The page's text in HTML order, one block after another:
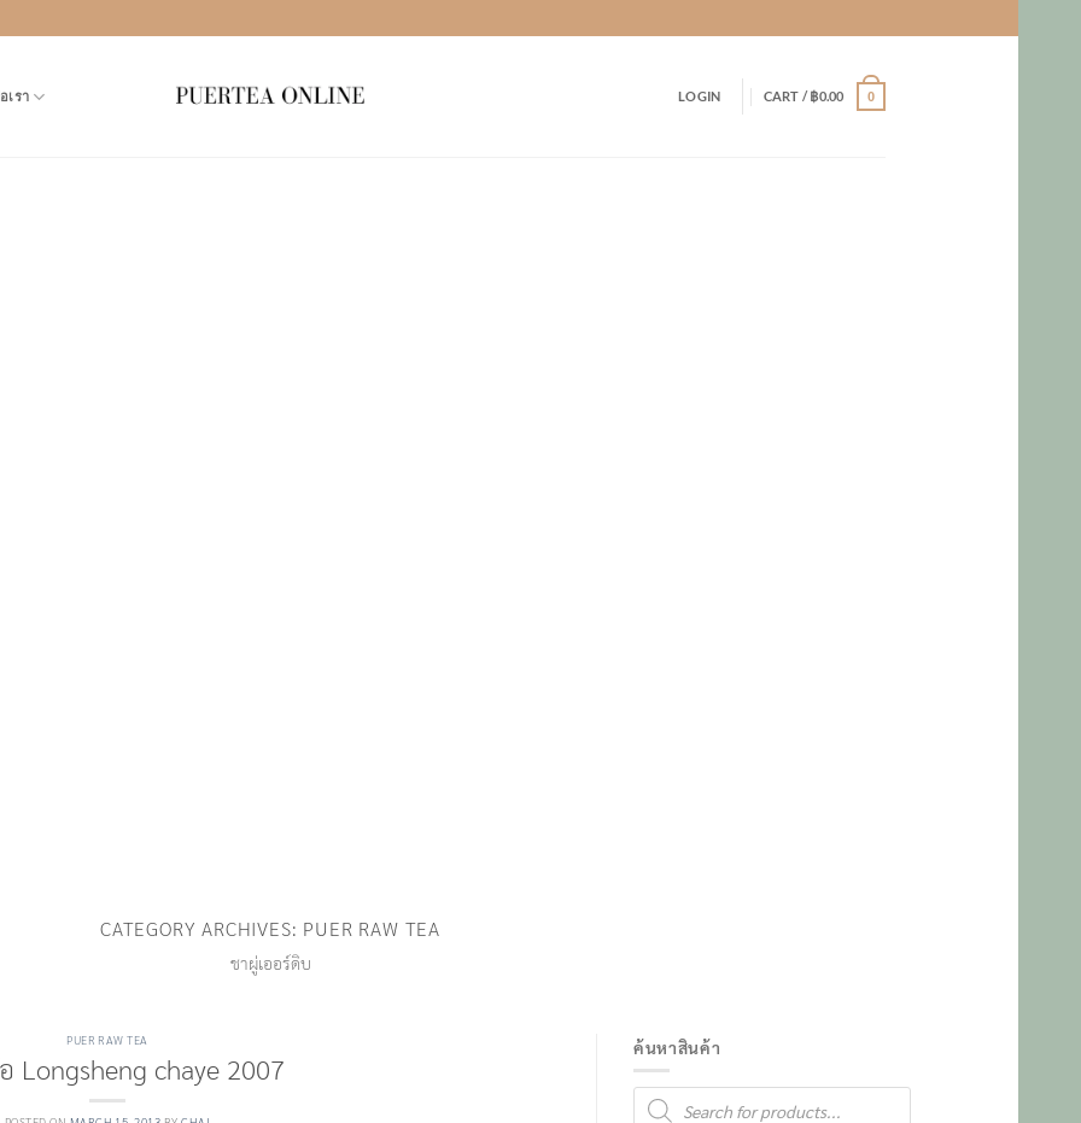
เรา LOGIN CART /฿0.00 0
CATEGORY ARCHIVES: PUER RAW TEA
ชาผู่เออร์ดิบ
PUER RAW TEA
Longsheng chaye 2007
ค้นหาสินค้า
Products
search